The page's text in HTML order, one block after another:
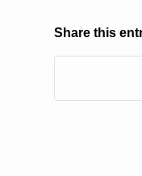
Share this